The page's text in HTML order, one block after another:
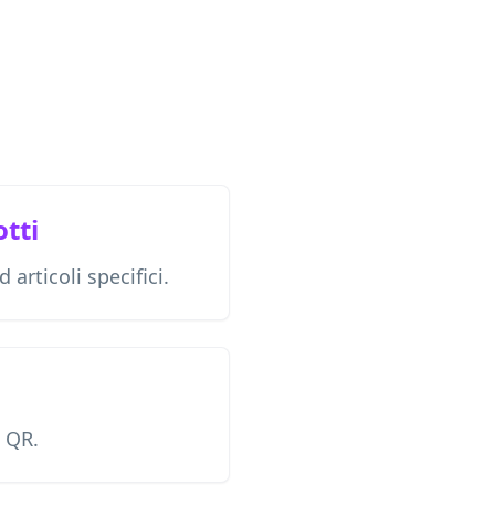
articoli specifici.